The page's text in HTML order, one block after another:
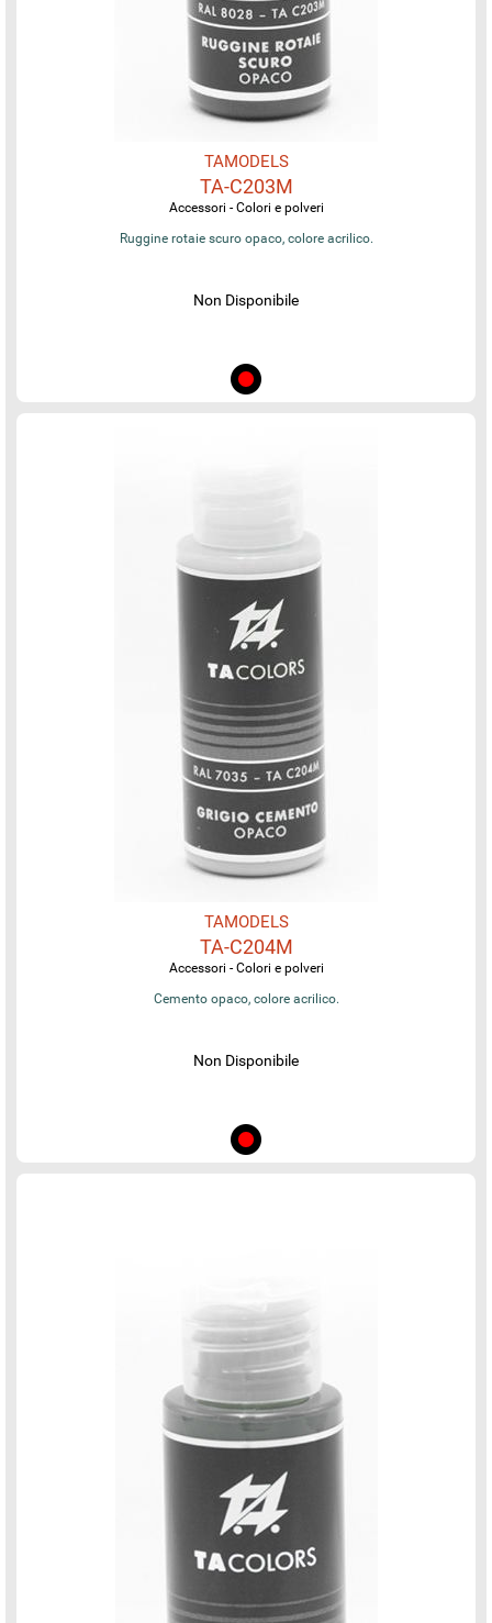
TAMODELS
TA-C203M
Accessori - Colori e polveri
Ruggine rotaie scuro opaco, colore acrilico.
Non Disponibile
TAMODELS
TA-C204M
Accessori - Colori e polveri
Cemento opaco, colore acrilico.
Non Disponibile